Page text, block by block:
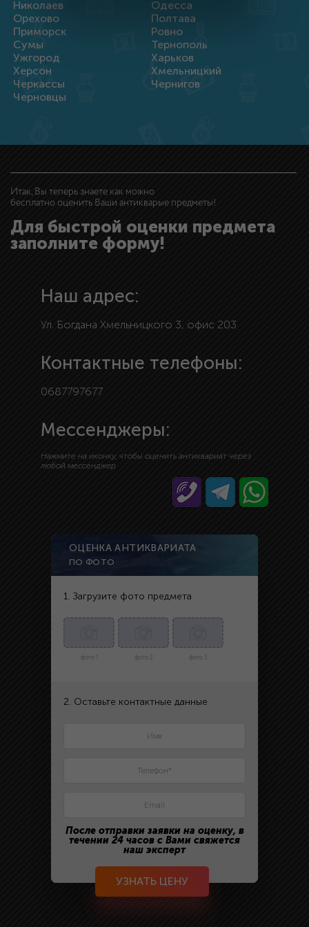
Николаев
Одесса
Орехово
Полтава
Приморск
Ровно
Сумы
Тернополь
Ужгород
Харьков
Херсон
Хмельницкий
Черкассы
Чернигов
Черновцы
Итак, Вы теперь знаете как можно
бесплатно оценить Ваши антикварые предметы!
Для быстрой оценки предмета
заполните форму!
Наш адрес:
Ул. Богдана Хмельницкого 3, офис 203
Контактные телефоны:
0687797677
Мессенджеры:
Нажмите на иконку, чтобы оценить антиквариат через
любой мессенджер
ОЦЕНКА АНТИКВАРИАТА
ПО ФОТО
1. Загрузите фото предмета
фото 1 фото 2 фото 3
2. Оставьте контактные данные
После отправки заявки на оценку, в
течении 24 часов с Вами свяжется
наш эксперт
УЗНАТЬ ЦЕНУ